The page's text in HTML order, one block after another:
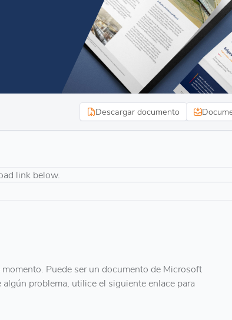
Descargar documento
link below.
Puede ser un documento de Microsoft
problema, utilice el siguiente enlace para